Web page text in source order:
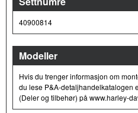
40900814
Modeller
Hvis du trenger informasjon om
du lese P&A-detaljhandelkatalogen
(Deler og tilbehør) på www.harley-